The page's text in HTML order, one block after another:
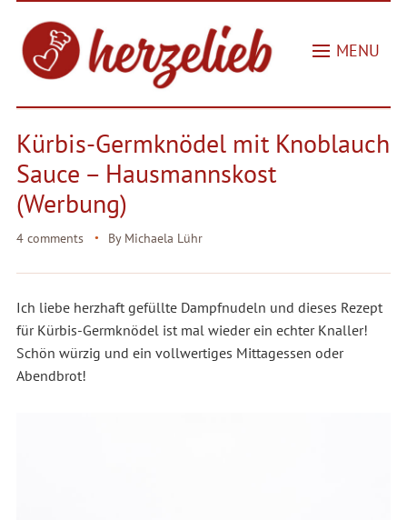
MENU
Kürbis-Germknödel mit Knoblauch
Sauce – Hausmannskost
(Werbung)
4 comments By Michaela Lühr
Ich liebe herzhaft gefüllte Dampfnudeln und dieses Rezept
für Kürbis-Germknödel ist mal wieder ein echter Knaller!
Schön würzig und ein vollwertiges Mittagessen oder
Abendbrot!